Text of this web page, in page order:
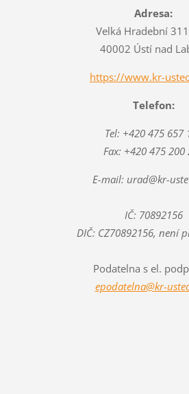
Adresa:
Velká Hradební
40002 Ústí nad
https://www.kr-
Telefon:
Tel: +420 475 657
Fax: +420 475 200
E-mail: urad@kr-
IČ: 70892156
DIČ: CZ70892156, není
Podatelna s el.
epodatelna@kr-